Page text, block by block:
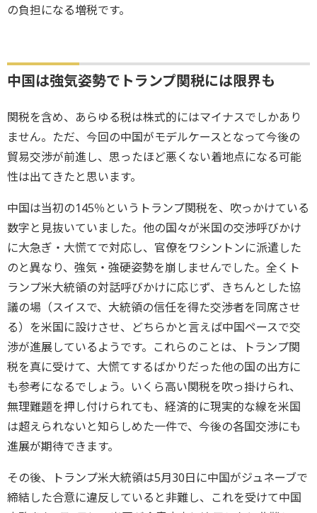
の負担になる増税です。
中国は強気姿勢でトランプ関税には限界も
関税を含め、あらゆる税は株式的にはマイナスでしかあり
ません。ただ、今回の中国がモデルケースとなって今後の
貿易交渉が前進し、思ったほど悪くない着地点になる可能
性は出てきたと思います。
中国は当初の145％というトランプ関税を、吹っかけている
数字と見抜いていました。他の国々が米国の交渉呼びかけ
に大急ぎ・大慌てで対応し、官僚をワシントンに派遣した
のと異なり、強気・強硬姿勢を崩しませんでした。全くト
ランプ米大統領の対話呼びかけに応じず、きちんとした協
議の場（スイスで、大統領の信任を得た交渉者を同席させ
る）を米国に設けさせ、どちらかと言えば中国ペースで交
渉が進展しているようです。これらのことは、トランプ関
税を真に受けて、大慌てするばかりだった他の国の出方に
も参考になるでしょう。いくら高い関税を吹っ掛けられ、
無理難題を押し付けられても、経済的に現実的な線を米国
は超えられないと知らしめた一件で、今後の各国交渉にも
進展が期待できます。
その後、トランプ米大統領は5月30日に中国がジュネーブで
締結した合意に違反していると非難し、これを受けて中国